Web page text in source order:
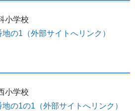
小学校
の1（外部サイトへリンク）
小学校
の1の1（外部サイトへリンク）